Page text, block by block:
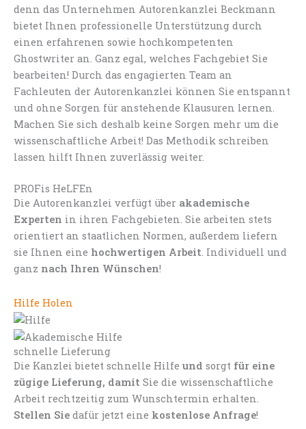
denn das Unternehmen Autorenkanzlei Beckmann
bietet Ihnen professionelle Unterstützung durch
einen erfahrenen sowie hochkompetenten
Ghostwriter an. Ganz egal, welches Fachgebiet Sie
bearbeiten! Durch das engagierten Team an
Fachleuten der Autorenkanzlei können Sie entspannt
und ohne Sorgen für anstehende Klausuren lernen.
Machen Sie sich deshalb keine Sorgen mehr um die
wissenschaftliche Arbeit! Das Methodik schreiben
lassen hilft Ihnen zuverlässig weiter.
PROFis HeLFEn
Die Autorenkanzlei verfügt über akademische
Experten in ihren Fachgebieten. Sie arbeiten stets
orientiert an staatlichen Normen, außerdem liefern
sie Ihnen eine hochwertigen Arbeit. Individuell und
ganz nach Ihren Wünschen!
Hilfe Holen
schnelle Lieferung
Die Kanzlei bietet schnelle Hilfe und sorgt für eine
zügige Lieferung, damit Sie die wissenschaftliche
Arbeit rechtzeitig zum Wunschtermin erhalten.
Stellen Sie dafür jetzt eine kostenlose Anfrage!